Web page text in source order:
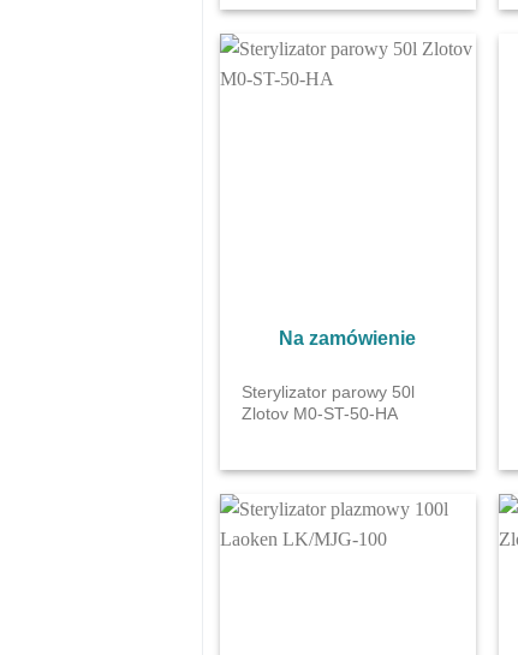
Na zamówienie
Sterylizator parowy 50l
Zlotov М0-ST-50-НА